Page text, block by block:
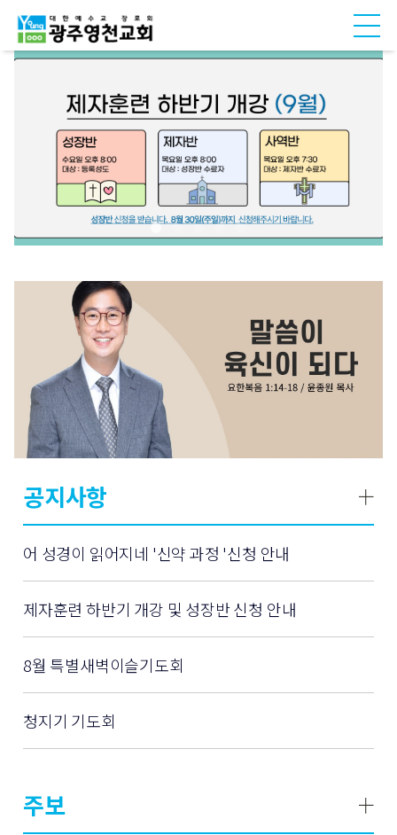
공지사항
어 성경이 읽어지네 '신약 과정 '신청 안내
제자훈련 하반기 개강 및 성장반 신청 안내
8월 특별새벽이슬기도회
청지기 기도회
주보